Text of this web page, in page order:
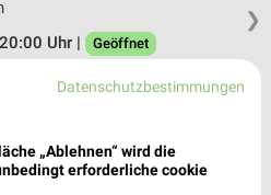
❯
Uhr |
Geöffnet
1 Prospekt
Bayreuth
Str. 35
Datenschutzbestimmungen
„Ablehnen“ wird die
erforderliche cookie